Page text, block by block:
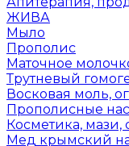
ЖИВА
Мыло
Прополис
Маточное
Трутневый
Восковая моль,
Прополисные
Косметика, мази,
Мед крымский